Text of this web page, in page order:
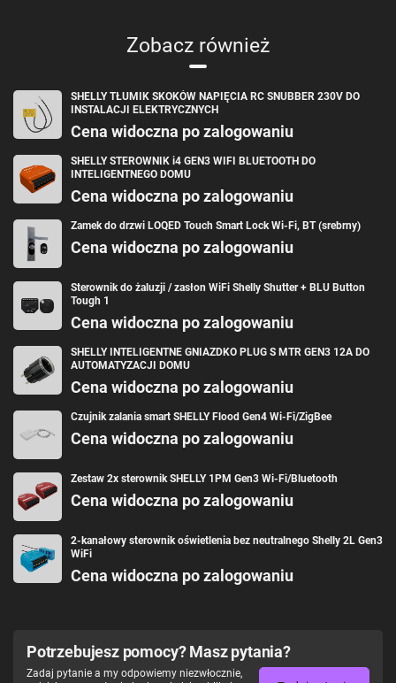
Tak
Tak, TLS 1.2
Zobacz również
SHELLY TŁUMIK SKOKÓW NAPIĘCIA RC SNUBBER 230V DO
INSTALACJI ELEKTRYCZNYCH
Cena widoczna po zalogowaniu
SHELLY STEROWNIK i4 GEN3 WIFI BLUETOOTH DO
INTELIGENTNEGO DOMU
Cena widoczna po zalogowaniu
Zamek do drzwi LOQED Touch Smart Lock Wi-Fi, BT (srebrny)
Cena widoczna po zalogowaniu
Sterownik do żaluzji / zasłon WiFi Shelly Shutter + BLU Button
Tough 1
Cena widoczna po zalogowaniu
SHELLY INTELIGENTNE GNIAZDKO PLUG S MTR GEN3 12A DO
AUTOMATYZACJI DOMU
Cena widoczna po zalogowaniu
Czujnik zalania smart SHELLY Flood Gen4 Wi-Fi/ZigBee
Cena widoczna po zalogowaniu
Zestaw 2x sterownik SHELLY 1PM Gen3 Wi-Fi/Bluetooth
Cena widoczna po zalogowaniu
2-kanałowy sterownik oświetlenia bez neutralnego Shelly 2L Gen3
WiFi
Cena widoczna po zalogowaniu
Potrzebujesz pomocy? Masz pytania?
Zadaj pytanie a my odpowiemy niezwłocznie,